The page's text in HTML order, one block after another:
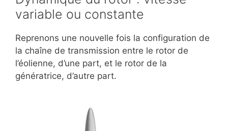
variable ou constante
Reprenons une nouvelle fois la configuration de
la chaîne de transmission entre le rotor de
l’éolienne, d’une part, et le rotor de la
génératrice, d’autre part.